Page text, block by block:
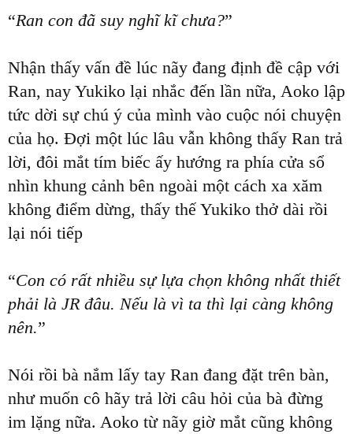
“Ran con đã suy nghĩ kĩ chưa?”
Nhận thấy vấn đề lúc nãy đang định đề cập với
Ran, nay Yukiko lại nhắc đến lần nữa, Aoko lập
tức dời sự chú ý của mình vào cuộc nói chuyện
của họ. Đợi một lúc lâu vẫn không thấy Ran trả
lời, đôi mắt tím biếc ấy hướng ra phía cửa sổ
nhìn khung cảnh bên ngoài một cách xa xăm
không điểm dừng, thấy thế Yukiko thở dài rồi
lại nói tiếp
“Con có rất nhiều sự lựa chọn không nhất thiết
phải là JR đâu. Nếu là vì ta thì lại càng không
nên.”
Nói rồi bà nắm lấy tay Ran đang đặt trên bàn,
như muốn cô hãy trả lời câu hỏi của bà đừng
im lặng nữa. Aoko từ nãy giờ mắt cũng không